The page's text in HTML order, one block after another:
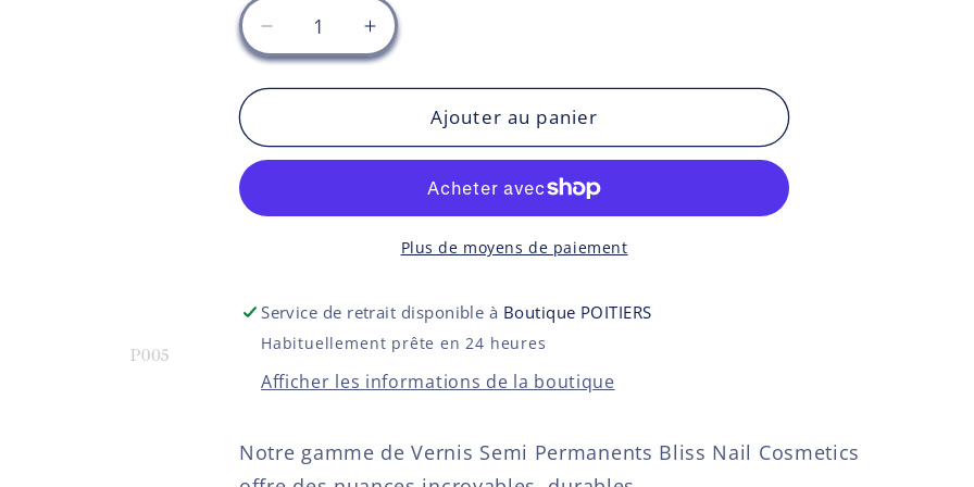
Réduire
la
quantité
Vernis
permanent
-
Augmenter
la
quantité
Vernis
permanent
-
P005
Ajouter au panier
Plus de moyens de paiement
Service de retrait disponible à Boutique POITIERS
Habituellement prête en 24 heures
Afficher les informations de la boutique
Notre gamme de Vernis Semi Permanents Bliss Nail Cosmetics